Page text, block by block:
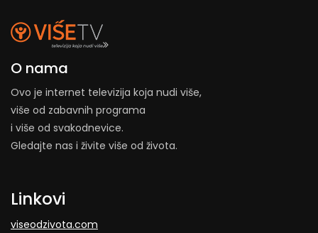
O nama
Ovo je internet televizija koja nudi više,
više od zabavnih programa
i više od svakodnevice.
Gledajte nas i živite više od života.
Linkovi
viseodzivota.com